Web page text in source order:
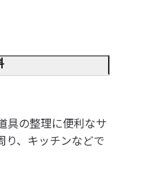
具の整理に便利なサ
り、キッチンなどで